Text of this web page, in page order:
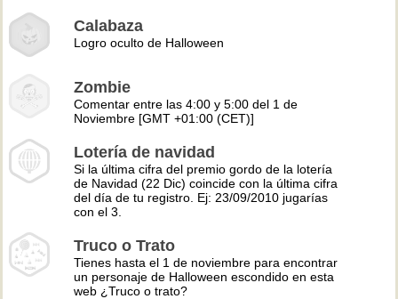
Calabaza
Logro oculto de Halloween
Zombie
Comentar entre las 4:00 y 5:00 del 1 de
Noviembre [GMT +01:00 (CET)]
Lotería de navidad
Si la última cifra del premio gordo de la lotería
de Navidad (22 Dic) coincide con la última cifra
del día de tu registro. Ej: 23/09/2010 jugarías
con el 3.
Truco o Trato
Tienes hasta el 1 de noviembre para encontrar
un personaje de Halloween escondido en esta
web ¿Truco o trato?